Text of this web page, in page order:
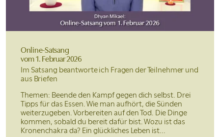
Online-Satsang
vom 1. Februar 2026
Im Satsang beantworte ich Fragen der Teilnehmer und
aus Briefen
Themen: Beende den Kampf gegen dich selbst. Drei
Tipps für das Essen. Wie man aufhört, die Sünden
weiterzugeben. Vorbereiten auf den Tod. Die Dinge
kommen, sobald du bereit dafür bist. Wozu ist das
Kronenchakra da? Ein glückliches Leben ist...